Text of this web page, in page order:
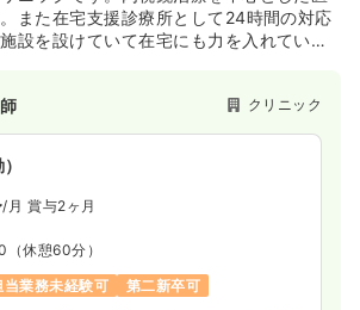
また在宅支援診療所として24時間の対応
設を設けていて在宅にも力を入れていま
クリニック
/月 賞与2ヶ月
（休憩60分）
当業務未経験可 第二新卒可